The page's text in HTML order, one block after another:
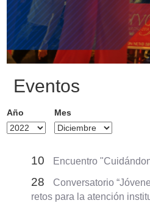
Eventos
Año Mes
10 Encuentro
28
Conversatorio
retos para la atención